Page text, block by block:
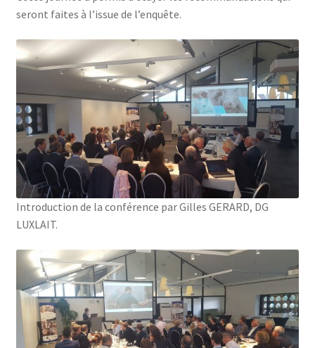
Mentions légales
Mes réservations
Modalités
Conditions générales de ventes de l’ANFOPEIL
Financements
Règlement intérieur de l’ANFOPEIL
Nous contacter
Protection des données personnelles
seront faites à l’issue de l’enquête.
Introduction de la conférence par Gilles GERARD, DG
LUXLAIT.